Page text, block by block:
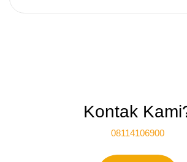
Kontak
08114106900